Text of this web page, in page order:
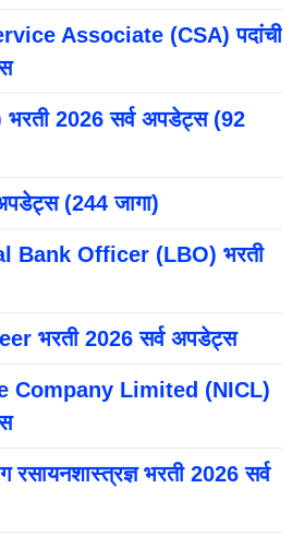
Associate (CSA) पदांची
2026 सर्व अपडेट्स (92
(244 जागा)
Bank Officer (LBO) भरती
भरती 2026 सर्व अपडेट्स
Company Limited (NICL)
रसायनशास्त्रज्ञ भरती 2026 सर्व